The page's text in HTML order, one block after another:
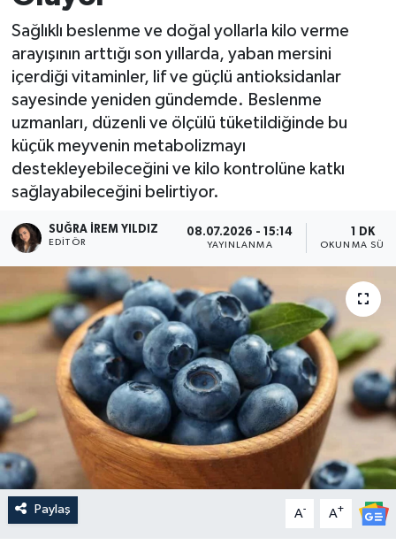
Sağlıklı beslenme ve doğal yollarla kilo verme
arayışının arttığı son yıllarda, yaban mersini
içerdiği vitaminler, lif ve güçlü antioksidanlar
sayesinde yeniden gündemde. Beslenme
uzmanları, düzenli ve ölçülü tüketildiğinde bu
küçük meyvenin metabolizmayı
destekleyebileceğini ve kilo kontrolüne katkı
sağlayabileceğini belirtiyor.
SUĞRA İREM YILDIZ
EDITÖR
08.07.2026 - 15:14
YAYINLANMA
1 DK
OKUNMA
Paylaş A- A+